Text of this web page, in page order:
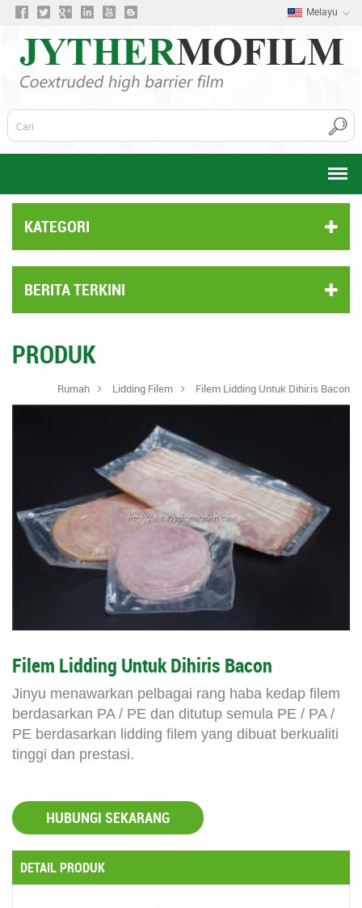
Melayu
KATEGORI
BERITA TERKINI
PRODUK
Rumah Lidding Filem Filem Lidding Untuk Dihiris Bacon
Filem Lidding Untuk Dihiris Bacon
Jinyu menawarkan pelbagai rang haba kedap filem
berdasarkan PA / PE dan ditutup semula PE / PA /
PE berdasarkan lidding filem yang dibuat berkualiti
tinggi dan prestasi.
HUBUNGI SEKARANG
DETAIL PRODUK